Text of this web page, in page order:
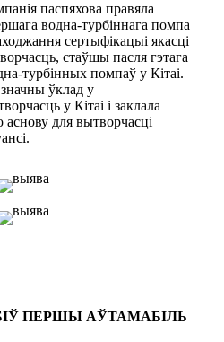
паспяхова правяла
водна-турбіннага помпа
сертыфікацыі якасці
стаўшы пасля гэтага
турбінных помпаў у Кітаі.
ўклад у
у Кітаі і заклала
для вытворчасці
ПЕРШЫ АЎТАМАБІЛЬ